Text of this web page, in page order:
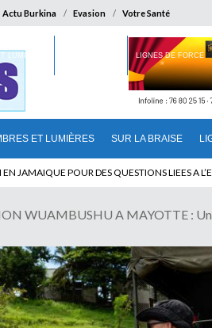
Actu Burkina Evasion Votre Santé
ET LUMIÈRES SUR LA BRAISE
LUMIÈRES LIGNES DE FORCE
A LA TETE DU SENAT BENINOIS : Quand
WUAMBUSHU A MAYOTTE :